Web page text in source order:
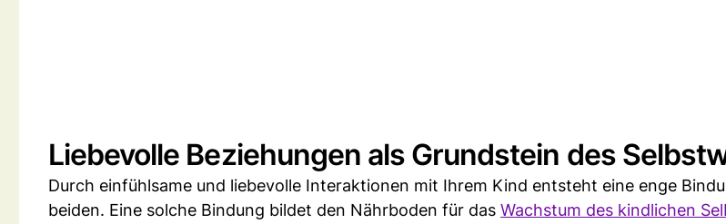
Liebevolle Beziehungen als Grundstein des
Durch einfühlsame und liebevolle Interaktionen mit Ihrem Kind entsteht eine enge
beiden. Eine solche Bindung bildet den Nährboden für das Wachstum des kindlichen